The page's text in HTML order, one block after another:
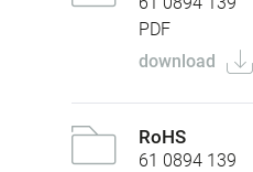
PDF
download
RoHS
61 0894 139